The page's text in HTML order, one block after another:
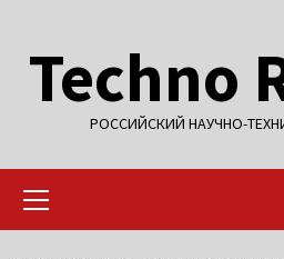
содержимому
Techno
РОССИЙСКИЙ НАУЧНО-
меню